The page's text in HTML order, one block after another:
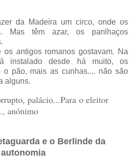
da Madeira um circo, onde os
Mas têm azar, os panlhaços
antigos romanos gostavam. Na
instalado desde há muito, os
o pão, mais as cunhas.... não são
alguns.
palácio...Para o eleitor
anónimo
e o Berlinde da
autonomia